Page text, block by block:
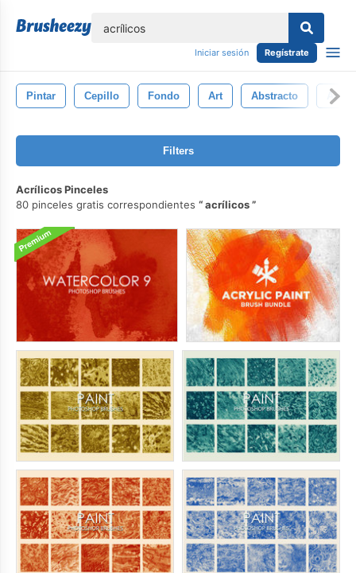
Iniciar sesión Regístrate
Pintar Cepillo Fondo Art Abstracto
Filters
Acrílicos Pinceles
80 pinceles gratis correspondientes
acrílicos